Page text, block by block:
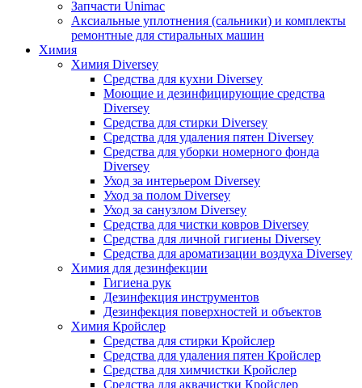
Запчасти Unimac
Аксиальные уплотнения (сальники) и комплекты
ремонтные для стиральных машин
Химия
Химия Diversey
Средства для кухни Diversey
Моющие и дезинфицирующие средства
Diversey
Средства для стирки Diversey
Средства для удаления пятен Diversey
Средства для уборки номерного фонда
Diversey
Уход за интерьером Diversey
Уход за полом Diversey
Уход за санузлом Diversey
Средства для чистки ковров Diversey
Средства для личной гигиены Diversey
Средства для ароматизации воздуха Diversey
Химия для дезинфекции
Гигиена рук
Дезинфекция инструментов
Дезинфекция поверхностей и объектов
Химия Кройслер
Средства для стирки Кройслер
Средства для удаления пятен Кройслер
Средства для химчистки Кройслер
Средства для аквачистки Кройслер